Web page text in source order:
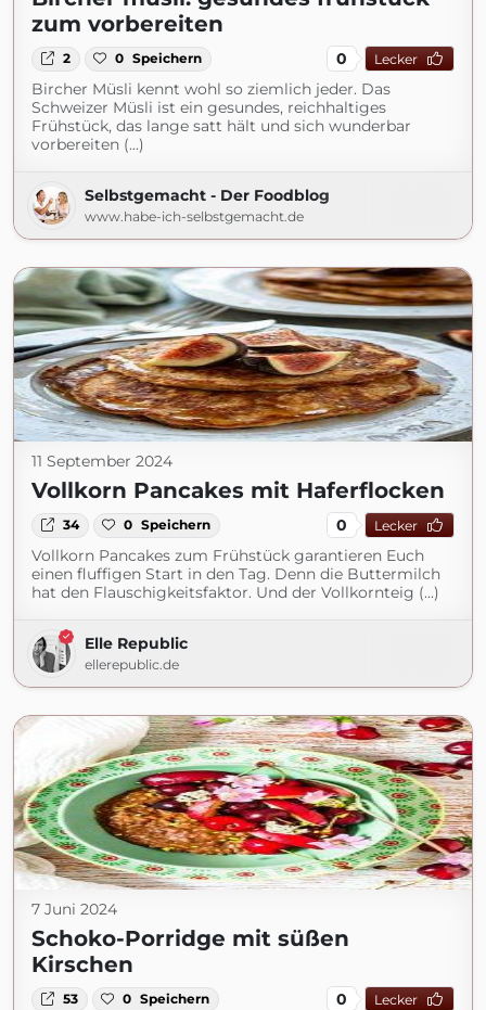
zum vorbereiten
2 0 Speichern 0 Lecker
Bircher Müsli kennt wohl so ziemlich jeder. Das
Schweizer Müsli ist ein gesundes, reichhaltiges
Frühstück, das lange satt hält und sich wunderbar
vorbereiten (...)
Selbstgemacht - Der Foodblog
www.habe-ich-selbstgemacht.de
11 September 2024
Vollkorn Pancakes mit Haferflocken
34 0 Speichern 0 Lecker
Vollkorn Pancakes zum Frühstück garantieren Euch
einen fluffigen Start in den Tag. Denn die Buttermilch
hat den Flauschigkeitsfaktor. Und der Vollkornteig (...)
Elle Republic
ellerepublic.de
7 Juni 2024
Schoko-Porridge mit süßen
Kirschen
53 0 Speichern 0 Lecker